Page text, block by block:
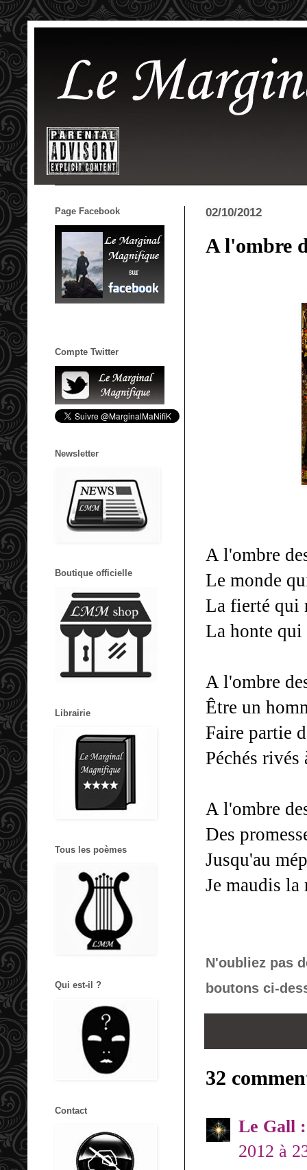
02/10/2012
A l'ombre
A l'ombre
Le monde
La fierté qui
La honte qui
A l'ombre
Être un
Faire partie
Péchés rivés
A l'ombre
Des
Jusqu'au
Je maudis la
N'oubliez pas
boutons ci-
32
Le Gall
2012 à
Page Facebook
Compte Twitter
Newsletter
Boutique officielle
Librairie
Tous les poèmes
Qui est-il ?
Contact